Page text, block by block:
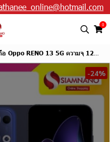
0
Oppo RENO 13 5G ความจุ 12+256GB
-24%